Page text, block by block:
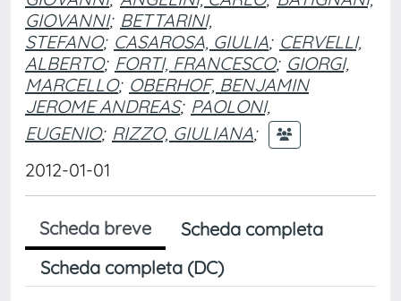
GIOVANNI; BETTARINI,
STEFANO; CASAROSA, GIULIA; CERVELLI,
ALBERTO; FORTI, FRANCESCO; GIORGI,
MARCELLO; OBERHOF, BENJAMIN
JEROME ANDREAS; PAOLONI,
EUGENIO; RIZZO, GIULIANA;
2012-01-01
Scheda breve
Scheda completa
Scheda completa (DC)